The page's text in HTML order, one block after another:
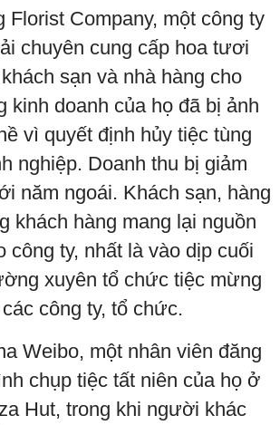
Florist Company, một công ty
chuyên cung cấp hoa tươi
sạn và nhà hàng cho
kinh doanh của họ đã bị ảnh
vì quyết định hủy tiệc tùng
nghiệp. Doanh thu bị giảm
năm ngoái. Khách sạn, hàng
khách hàng mang lại nguồn
công ty, nhất là vào dịp cuối
xuyên tổ chức tiệc mừng
công ty, tổ chức.
Weibo, một nhân viên đăng
chụp tiệc tất niên của họ ở
Hut, trong khi người khác